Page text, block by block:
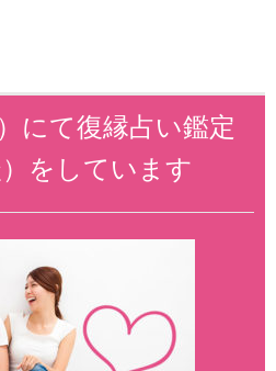
にて復縁占い鑑定
）をしています